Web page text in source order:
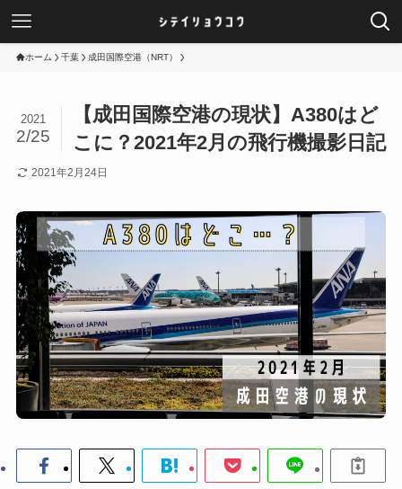
ホーム 千葉 成田国際空港（NRT）
【成田国際空港の現状】A380はど
こに？2021年2月の飛行機撮影日記
2021
2/25
2021年2月24日